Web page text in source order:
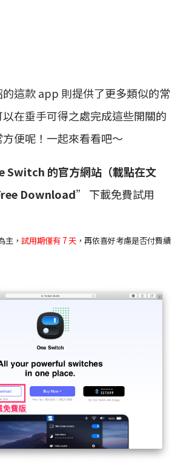
這款 app 則提供了更多類似的常
在垂手可得之處完成這些開關的
便呢！一起來看看吧～
Switch 的官方網站（載點在文
Download” 下載免費試用
主， 試用期僅有 7 天 ，再依喜好考慮是否付費續